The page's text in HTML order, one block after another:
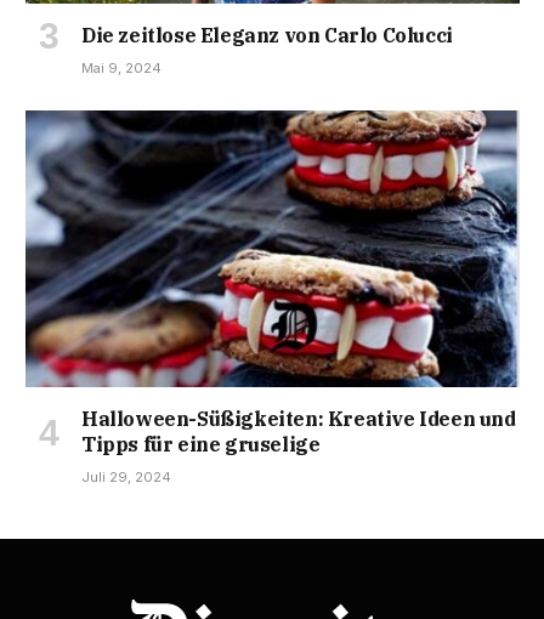
Die zeitlose Eleganz von Carlo Colucci
Mai 9, 2024
Halloween-Süßigkeiten: Kreative Ideen und
Tipps für eine gruselige
Juli 29, 2024